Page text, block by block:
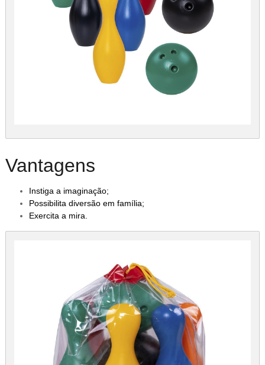
Vantagens
Instiga a imaginação;
Possibilita diversão em família;
Exercita a mira.